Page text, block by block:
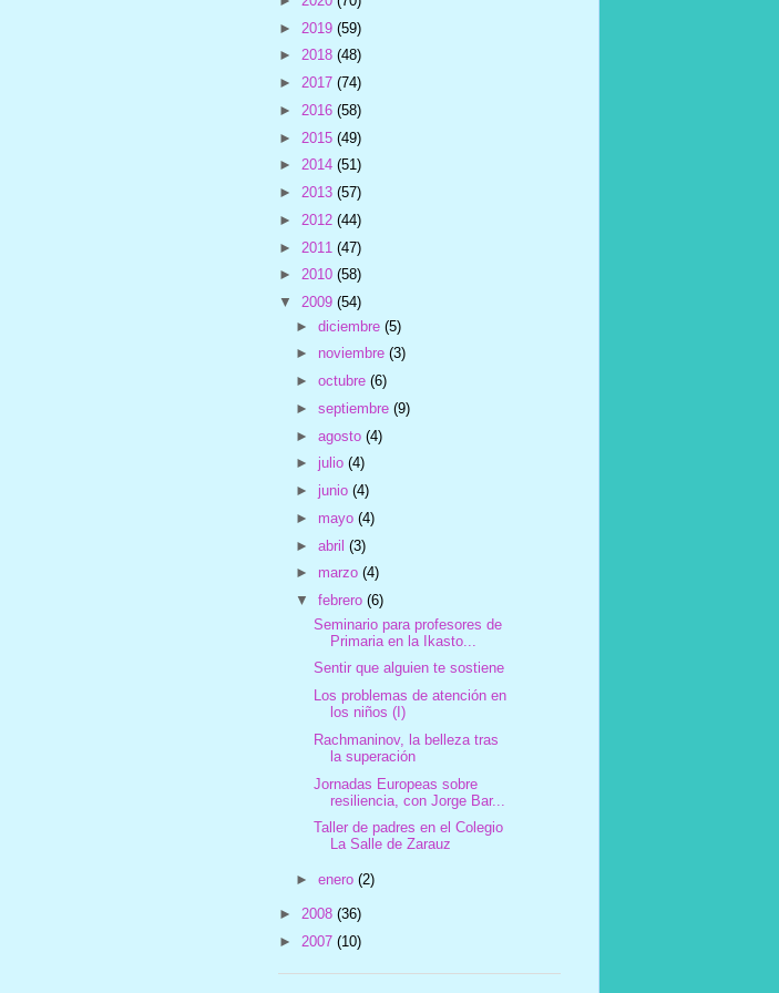
► 2019 (59)
► 2018 (48)
► 2017 (74)
► 2016 (58)
► 2015 (49)
► 2014 (51)
► 2013 (57)
► 2012 (44)
► 2011 (47)
► 2010 (58)
▼ 2009 (54)
►diciembre(5)
► noviembre(3)
►octubre(6)
►septiembre(9)
►agosto(4)
►julio(4)
►junio(4)
► mayo(4)
►abril(3)
► marzo(4)
▼febrero(6)
Seminario para profesores de
Primaria en la Ikasto...
Sentir que alguien te sostiene
Los problemas de atención en
los niños (I)
Rachmaninov, la belleza tras
la superación
Jornadas Europeas sobre
resiliencia, con Jorge Bar...
Taller de padres en el Colegio
La Salle de Zarauz
►enero(2)
► 2008 (36)
► 2007 (10)